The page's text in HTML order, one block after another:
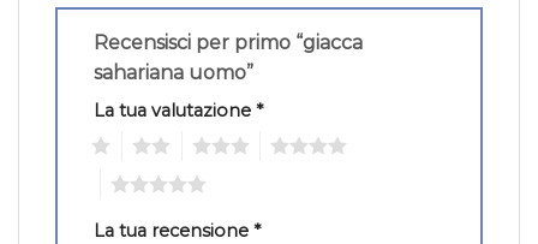
Recensisci per primo “giacca
sahariana uomo”
La tua valutazione *
La tua recensione *